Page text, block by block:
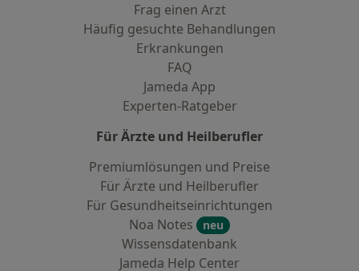
Frag einen Arzt
Häufig gesuchte Behandlungen
Erkrankungen
FAQ
Jameda App
Experten-Ratgeber
Für Ärzte und Heilberufler
Premiumlösungen und Preise
Für Ärzte und Heilberufler
Für Gesundheitseinrichtungen
Noa Notes
neu
Wissensdatenbank
Jameda Help Center